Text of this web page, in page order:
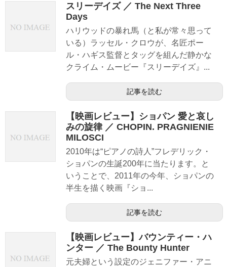
スリーデイズ ／ The Next Three
Days
ハリウッドの暴れ馬（と私が常々思って
いる）ラッセル・クロウが、名匠ポー
ル・ハギス監督とタッグを組んだ静かな
クライム・ムービー『スリーデイズ』...
記事を読む
【映画レビュー】ショパン 愛と哀し
みの旋律 ／ CHOPIN. PRAGNIENIE
MILOSCI
2010年は“ピアノの詩人”フレデリック・
ショパンの生誕200年に当たります。と
いうことで、2011年の今年、ショパンの
半生を描く映画『ショ...
記事を読む
【映画レビュー】バウンティー・ハ
ンター ／ The Bounty Hunter
元夫婦という設定のジェニファー・アニ